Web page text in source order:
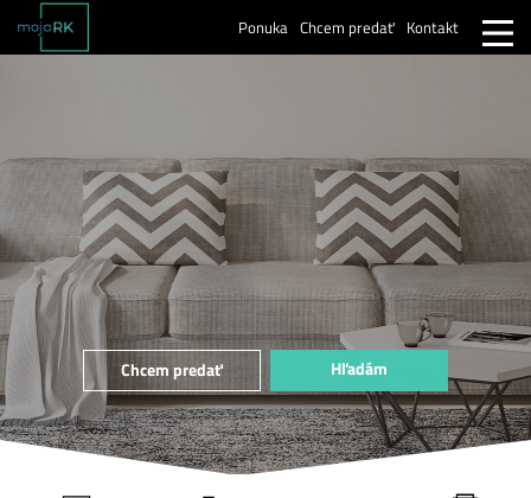
Ponuka Chcem predať Kontakt
Chcem predať Hľadám